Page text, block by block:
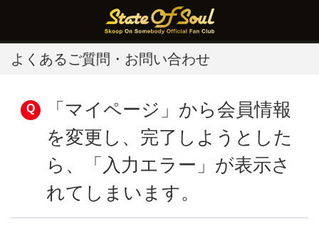
よくあるご質問・お問い合わせ
「マイページ」から会員情報
を変更し、完了しようとした
ら、「入力エラー」が表示さ
れてしまいます。